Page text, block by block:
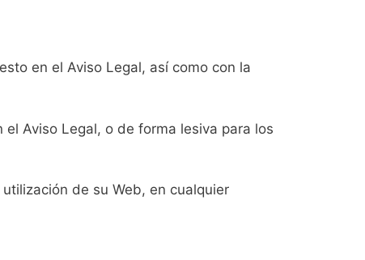
en el Aviso Legal, así como con la
Aviso Legal, o de forma lesiva para los
de su Web, en cualquier